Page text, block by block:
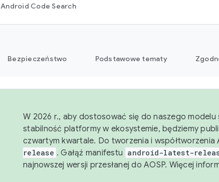
Android Code Search
Bezpieczeństwo Podstawowe tematy
W 2026 r., aby dostosować się do naszego
stabilność platformy w ekosystemie, będziemy
czwartym kwartale. Do tworzenia i współtworzenia
release . Gałąź manifestu android-latest-
najnowszej wersji przesłanej do AOSP. Więcej